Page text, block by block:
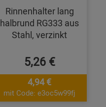
Rinnenhalter lang
halbrund RG333 aus
Stahl, verzinkt
5,26 €
4,94 €
mit Code: e3oc5w99fj